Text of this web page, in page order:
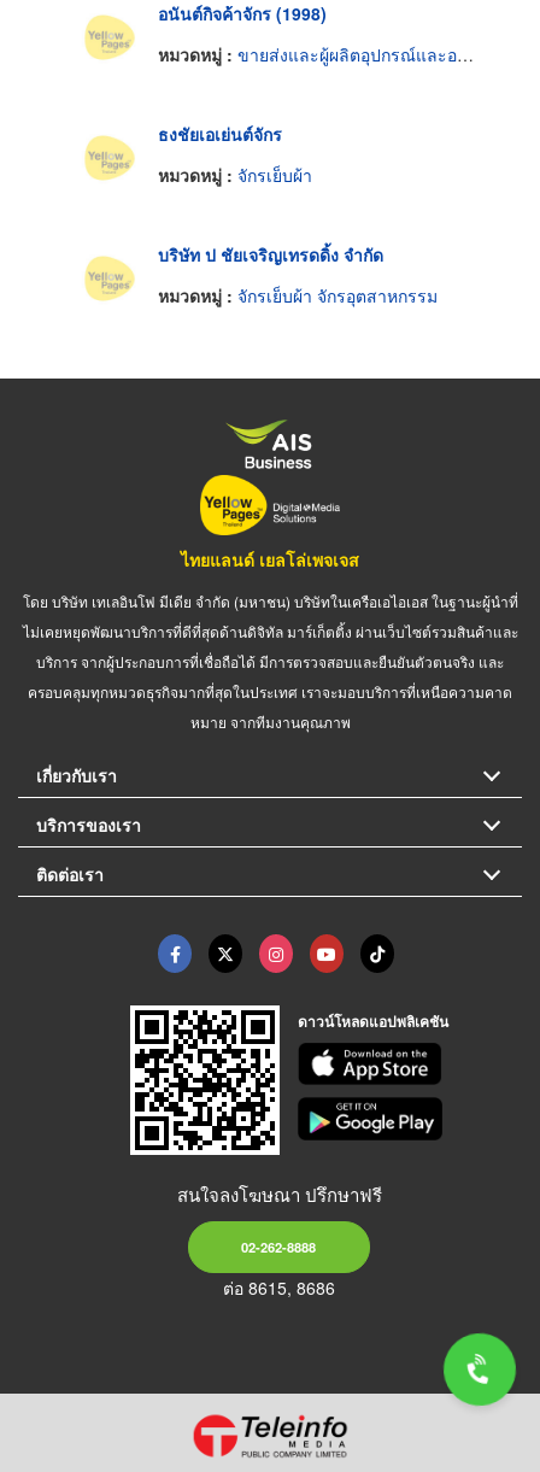
อนันต์กิจค้าจักร (1998)
หมวดหมู่ : ขายส่งและผู้ผลิตอุปกรณ์และอะไหล่จักรเย็บผ้า
ธงชัยเอเย่นต์จักร
หมวดหมู่ : จักรเย็บผ้า
บริษัท ป ชัยเจริญเทรดดิ้ง จำกัด
หมวดหมู่ : จักรเย็บผ้า จักรอุตสาหกรรม
ไทยแลนด์ เยลโล่เพจเจส
โดย บริษัท เทเลอินโฟ มีเดีย จำกัด (มหาชน) บริษัทในเครือเอไอเอส ในฐานะผู้นำที่
ไม่เคยหยุดพัฒนาบริการที่ดีที่สุดด้านดิจิทัล มาร์เก็ตติ้ง ผ่านเว็บไซต์รวมสินค้าและ
บริการ จากผู้ประกอบการที่เชื่อถือได้ มีการตรวจสอบและยืนยันตัวตนจริง และ
ครอบคลุมทุกหมวดธุรกิจมากที่สุดในประเทศ เราจะมอบบริการที่เหนือความคาด
หมาย จากทีมงานคุณภาพ
เกี่ยวกับเรา
บริการของเรา
ติดต่อเรา
ดาวน์โหลดแอปพลิเคชัน
สนใจลงโฆษณา ปรึกษาฟรี
02-262-8888
ต่อ 8615, 8686